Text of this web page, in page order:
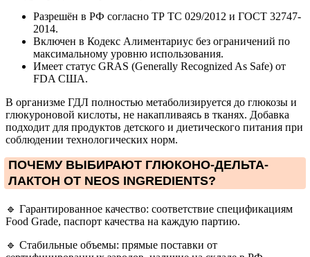
Разрешён в РФ согласно ТР ТС 029/2012 и ГОСТ 32747-
2014.
Включен в Кодекс Алиментариус без ограничений по
максимальному уровню использования.
Имеет статус GRAS (Generally Recognized As Safe) от
FDA США.
В организме ГДЛ полностью метаболизируется до глюкозы и
глюкуроновой кислоты, не накапливаясь в тканях. Добавка
подходит для продуктов детского и диетического питания при
соблюдении технологических норм.
ПОЧЕМУ ВЫБИРАЮТ ГЛЮКОНО-ДЕЛЬТА-
ЛАКТОН ОТ NEOS INGREDIENTS?
🔹 Гарантированное качество: соответствие спецификациям
Food Grade, паспорт качества на каждую партию.
🔹 Стабильные объемы: прямые поставки от